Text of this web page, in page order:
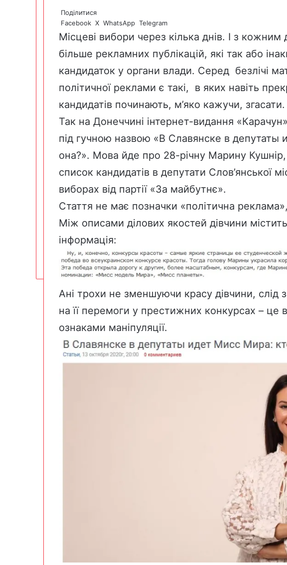
Поділитися
Facebook X WhatsApp Telegram
Місцеві вибори через кілька днів. І з кожним
більше рекламних публікацій, які так або
кандидаток у органи влади. Серед безлічі
політичної реклами є такі, в яких навіть
кандидатів починають, м’яко кажучи, згасати.
Так на Донеччині інтернет-видання «Карачун»
під гучною назвою «В Славянске в
она?». Мова йде про 28-річну Марину
список кандидатів в депутати Слов’янської
виборах від партії «За майбутнє».
Стаття не має позначки «політична
Між описами ділових якостей дівчини
інформація:
Ані трохи не зменшуючи красу дівчини, слід
на її перемоги у престижних конкурсах – це
ознаками маніпуляції.